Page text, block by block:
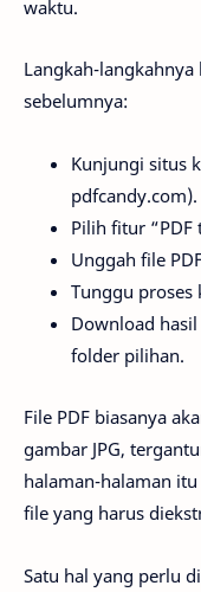
waktu.
Langkah-
sebelumnya:
Kunjungi situs
pdfcandy.com).
Pilih fitur “PDF
Unggah file
Tunggu proses
Download
folder pilihan.
File PDF biasanya
gambar JPG,
halaman-halaman
file yang harus
Satu hal yang perlu